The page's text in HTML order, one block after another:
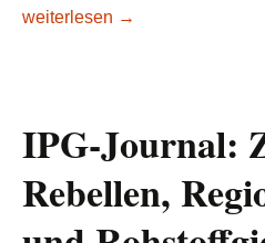
DR Kongo: Psychose nach
weiterlesen →
IPG-Journal:
Rebellen,